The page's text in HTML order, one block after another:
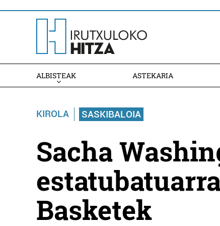
ALBISTEAK ASTEKARIA
KIROLA SASKIBALOIA
Sacha
Basketek